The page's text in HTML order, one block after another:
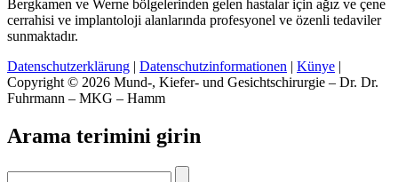
Bergkamen ve Werne bölgelerinden gelen hastalar için ağız ve çene
cerrahisi ve implantoloji alanlarında profesyonel ve özenli tedaviler
sunmaktadır.
Datenschutzerklärung | Datenschutzinformationen | Künye |
Copyright © 2026 Mund-, Kiefer- und Gesichtschirurgie – Dr. Dr.
Fuhrmann – MKG – Hamm
Arama terimini girin